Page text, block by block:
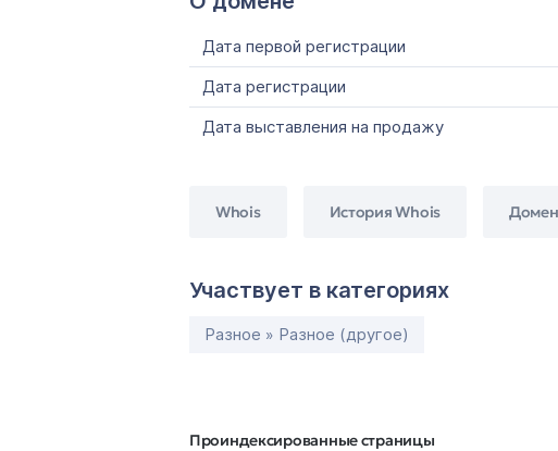
Дата первой регистрации
Дата регистрации
Дата выставления на продажу
Whois История Whois
Участвует в категориях
Разное » Разное (другое)
Проиндексированные страницы